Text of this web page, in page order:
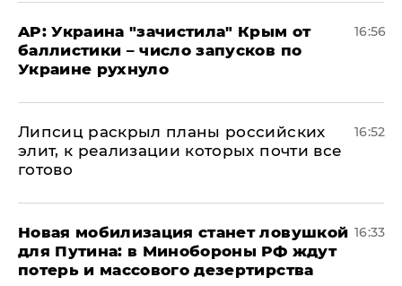
AP: Украина "зачистила" Крым от
баллистики – число запусков по
Украине рухнуло
16:56
Липсиц раскрыл планы российских
элит, к реализации которых почти все
готово
16:52
​Новая мобилизация станет ловушкой
для Путина: в Минобороны РФ ждут
потерь и массового дезертирства
16:33